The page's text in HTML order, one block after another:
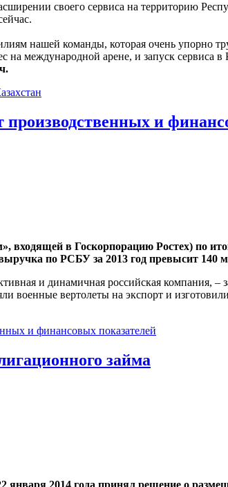
своего сервиса на территорию
нашей команды, которая очень упорно
международной арене, и запуск сервиса
и
в Госкорпорацию Ростех) по
по РСБУ за 2013 год превысит 140
и динамичная российская компания,
вертолеты на экспорт и
и финансовых показателей
займа
2014 года принял решение о